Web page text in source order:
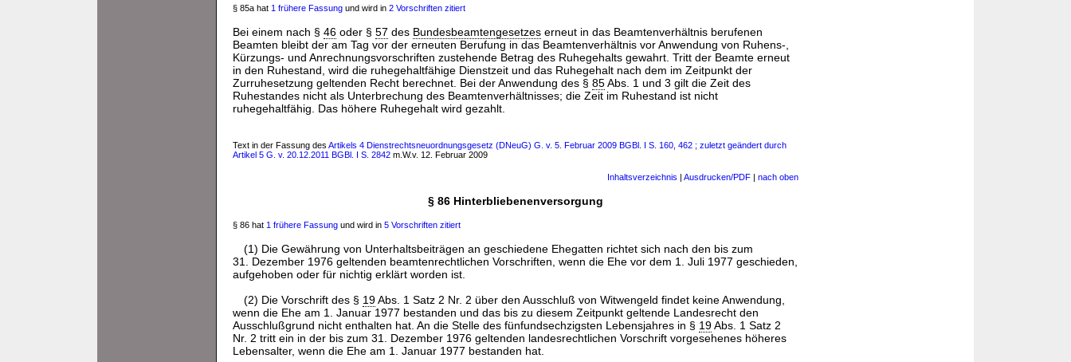
§ 85a hat 1 frühere Fassung und wird in 2 Vorschriften zitiert
Bei einem nach § 46 oder § 57 des Bundesbeamtengesetzes erneut in das Beamtenverhältnis berufenen
Beamten bleibt der am Tag vor der erneuten Berufung in das Beamtenverhältnis vor Anwendung von Ruhens-,
Kürzungs- und Anrechnungsvorschriften zustehende Betrag des Ruhegehalts gewahrt. Tritt der Beamte erneut
in den Ruhestand, wird die ruhegehaltfähige Dienstzeit und das Ruhegehalt nach dem im Zeitpunkt der
Zurruhesetzung geltenden Recht berechnet. Bei der Anwendung des § 85Abs. 1 und 3 gilt die Zeit des
Ruhestandes nicht als Unterbrechung des Beamtenverhältnisses; die Zeit im Ruhestand ist nicht
ruhegehaltfähig. Das höhere Ruhegehalt wird gezahlt.
Text in der Fassung des Artikels 4 Dienstrechtsneuordnungsgesetz (DNeuG) G. v. 5. Februar 2009 BGBl. I S. 160, 462 ; zuletzt geändert durch
Artikel 5 G. v. 20.12.2011 BGBl. I S. 2842 m.W.v. 12. Februar 2009
Inhaltsverzeichnis Ausdrucken/PDF nach oben
§ 86 Hinterbliebenenversorgung
§ 86 hat 1 frühere Fassung und wird in 5 Vorschriften zitiert
(1) Die Gewährung von Unterhaltsbeiträgen an geschiedene Ehegatten richtet sich nach den bis zum
31. Dezember 1976 geltenden beamtenrechtlichen Vorschriften, wenn die Ehe vor dem 1. Juli 1977 geschieden,
aufgehoben oder für nichtig erklärt worden ist.
(2) Die Vorschrift des § 19Abs. 1 Satz 2 Nr. 2 über den Ausschluß von Witwengeld findet keine Anwendung,
wenn die Ehe am 1. Januar 1977 bestanden und das bis zu diesem Zeitpunkt geltende Landesrecht den
Ausschlußgrund nicht enthalten hat. An die Stelle des fünfundsechzigsten Lebensjahres in § 19Abs. 1 Satz 2
Nr. 2 tritt ein in der bis zum 31. Dezember 1976 geltenden landesrechtlichen Vorschrift vorgesehenes höheres
Lebensalter, wenn die Ehe am 1. Januar 1977 bestanden hat.